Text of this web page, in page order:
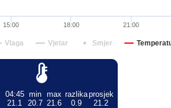
Vlaga Vjetar Smjer
18:00
15:00 21:00
04:45
21.1
min
20.7
max
21.6
razlika
0.9
prosjek
21.2